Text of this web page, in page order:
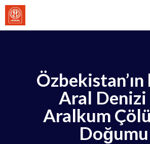
İçeriğe
atla
Aral Denizi
Aralkum
Doğumu